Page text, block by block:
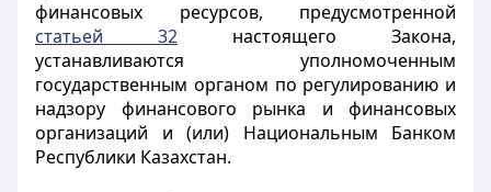
финансовых ресурсов, предусмотренной
статьей 32 настоящего Закона,
устанавливаются уполномоченным
государственным органом по регулированию и
надзору финансового рынка и финансовых
организаций и (или) Национальным Банком
Республики Казахстан.